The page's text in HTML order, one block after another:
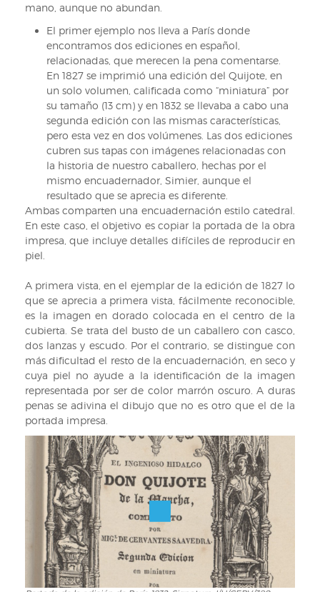
mano, aunque no abundan.
El primer ejemplo nos lleva a París donde
encontramos dos ediciones en español,
relacionadas, que merecen la pena comentarse.
En 1827 se imprimió una edición del Quijote, en
un solo volumen, calificada como “miniatura” por
su tamaño (13 cm) y en 1832 se llevaba a cabo una
segunda edición con las mismas características,
pero esta vez en dos volúmenes. Las dos ediciones
cubren sus tapas con imágenes relacionadas con
la historia de nuestro caballero, hechas por el
mismo encuadernador, Simier, aunque el
resultado que se aprecia es diferente.
Ambas comparten una encuadernación estilo catedral.
En este caso, el objetivo es copiar la portada de la obra
impresa, que incluye detalles difíciles de reproducir en
piel.
A primera vista, en el ejemplar de la edición de 1827 lo
que se aprecia a primera vista, fácilmente reconocible,
es la imagen en dorado colocada en el centro de la
cubierta. Se trata del busto de un caballero con casco,
dos lanzas y escudo. Por el contrario, se distingue con
más dificultad el resto de la encuadernación, en seco y
cuya piel no ayude a la identificación de la imagen
representada por ser de color marrón oscuro. A duras
penas se adivina el dibujo que no es otro que el de la
portada impresa.